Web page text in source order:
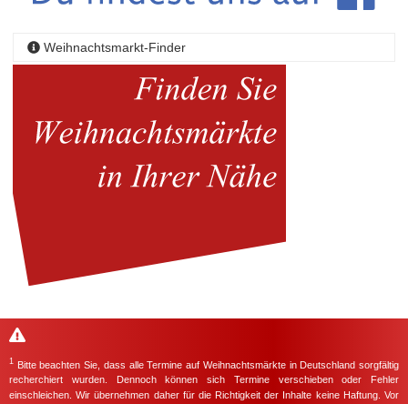
Weihnachtsmarkt-Finder
1
Bitte beachten Sie, dass alle Termine auf Weihnachtsmärkte in Deutschland sorgfältig
recherchiert wurden. Dennoch können sich Termine verschieben oder Fehler
einschleichen. Wir übernehmen daher für die Richtigkeit der Inhalte keine Haftung. Vor